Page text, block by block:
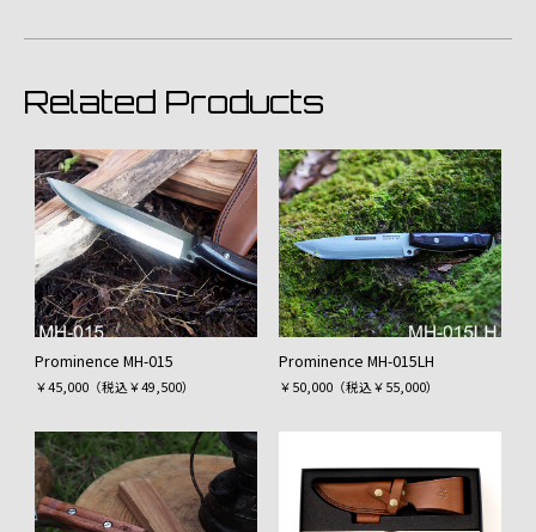
Related Products
Prominence MH-015
￥45,000（税込￥49,500）
Prominence MH-015LH
￥50,000（税込￥55,000）